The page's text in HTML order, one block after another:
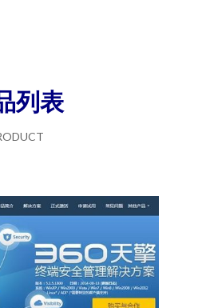
列表